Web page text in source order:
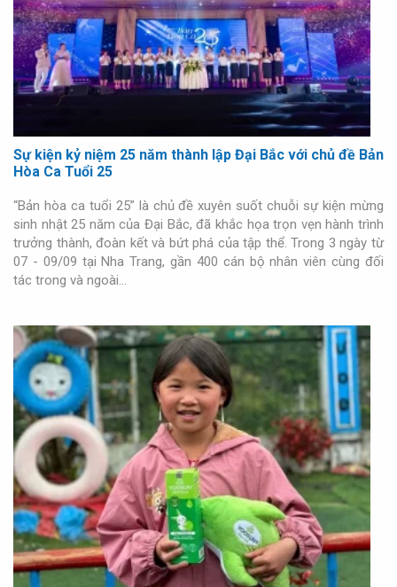
Sự kiện kỷ niệm 25 năm thành lập Đại Bắc với chủ đề Bản
Hòa Ca Tuổi 25
“Bản hòa ca tuổi 25” là chủ đề xuyên suốt chuỗi sự kiện mừng
sinh nhật 25 năm của Đại Bắc, đã khắc họa trọn vẹn hành trình
trưởng thành, đoàn kết và bứt phá của tập thể. Trong 3 ngày từ
07 - 09/09 tại Nha Trang, gần 400 cán bộ nhân viên cùng đối
tác trong và ngoài…